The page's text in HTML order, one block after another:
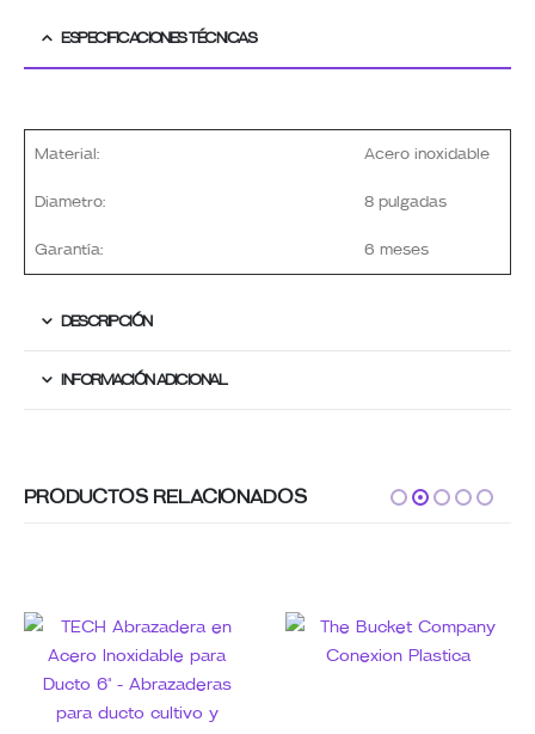
ESPECIFICACIONES TÉCNICAS
Material: Acero inoxidable
Diametro: 8 pulgadas
Garantía: 6 meses
DESCRIPCIÓN
INFORMACIÓN ADICIONAL
PRODUCTOS RELACIONADOS